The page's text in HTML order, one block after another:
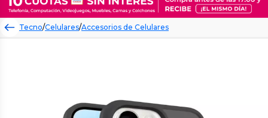
Tecno/Celulares/Accesorios de Celulares